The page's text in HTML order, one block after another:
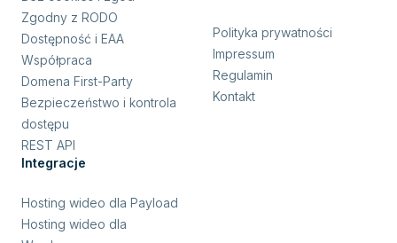
Zgodny z RODO
Dostępność i EAA
Współpraca
Domena First-Party
Bezpieczeństwo i kontrola
dostępu
REST API
Integracje
Hosting wideo dla Payload
Hosting wideo dla
Polityka prywatności
Impressum
Regulamin
Kontakt